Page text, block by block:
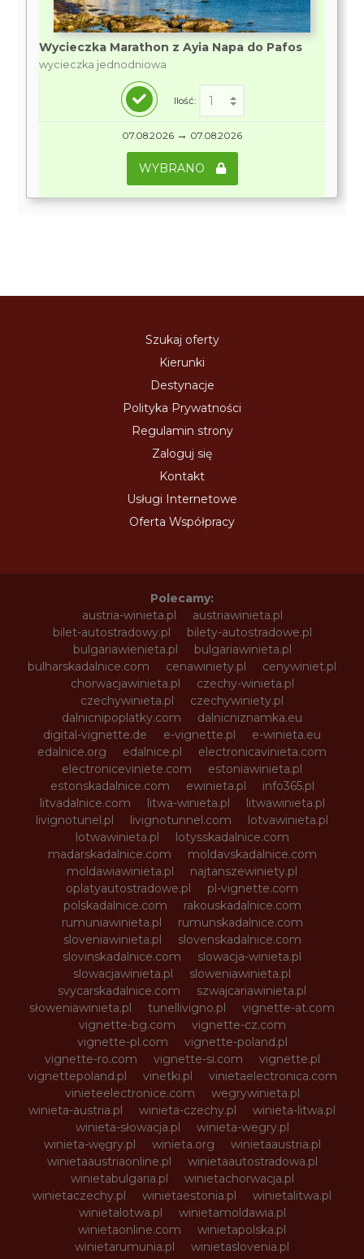
Wycieczka Marathon z Ayia Napa do Pafos
wycieczka jednodniowa
Ilość:
07.08.2026 → 07.08.2026
WYBRANO
Szukaj oferty
Kierunki
Destynacje
Polityka Prywatności
Regulamin strony
Zaloguj się
Kontakt
Usługi Internetowe
Oferta Współpracy
Polecamy:
austria-winieta.pl
austriawinieta.pl
bilet-autostradowy.pl
bilety-autostradowe.pl
bulgariawienieta.pl
bulgariawinieta.pl
bulharskadalnice.com
cenawiniety.pl
cenywiniet.pl
chorwacjawinieta.pl
czechy-winieta.pl
czechywinieta.pl
czechywiniety.pl
dalnicnipoplatky.com
dalnicniznamka.eu
digital-vignette.de
e-vignette.pl
e-winieta.eu
edalnice.org
edalnice.pl
electronicavinieta.com
electroniceviniete.com
estoniawinieta.pl
estonskadalnice.com
ewinieta.pl
info365.pl
litvadalnice.com
litwa-winieta.pl
litwawinieta.pl
livignotunel.pl
livignotunnel.com
lotvawinieta.pl
lotwawinieta.pl
lotysskadalnice.com
madarskadalnice.com
moldavskadalnice.com
moldawiawinieta.pl
najtanszewiniety.pl
oplatyautostradowe.pl
pl-vignette.com
polskadalnice.com
rakouskadalnice.com
rumuniawinieta.pl
rumunskadalnice.com
sloveniawinieta.pl
slovenskadalnice.com
slovinskadalnice.com
slowacja-winieta.pl
slowacjawinieta.pl
sloweniawinieta.pl
svycarskadalnice.com
szwajcariawinieta.pl
słoweniawinieta.pl
tunellivigno.pl
vignette-at.com
vignette-bg.com
vignette-cz.com
vignette-pl.com
vignette-poland.pl
vignette-ro.com
vignette-si.com
vignette.pl
vignettepoland.pl
vinetki.pl
vinietaelectronica.com
vinieteelectronice.com
wegrywinieta.pl
winieta-austria.pl
winieta-czechy.pl
winieta-litwa.pl
winieta-słowacja.pl
winieta-wegry.pl
winieta-węgry.pl
winieta.org
winietaaustria.pl
winietaaustriaonline.pl
winietaautostradowa.pl
winietabulgaria.pl
winietachorwacja.pl
winietaczechy.pl
winietaestonia.pl
winietalitwa.pl
winietalotwa.pl
winietamoldawia.pl
winietaonline.com
winietapolska.pl
winietarumunia.pl
winietaslovenia.pl